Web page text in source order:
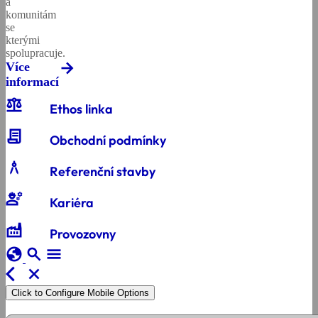
komunitám
se
kterými
spolupracuje.
Více
informací
balance Ethos linka
contract Obchodní podmínky
architecture Referenční stavby
engineering Kariéra
factory Provozovny
globe search menu
arrow_back_ios
close
Click to Configure Mobile Options